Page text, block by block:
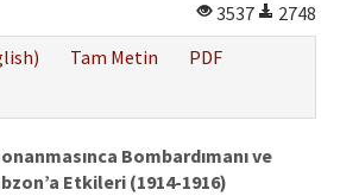
3537
2748
Tam Metin
PDF
Bombardımanı ve
Etkileri (1914-1916)